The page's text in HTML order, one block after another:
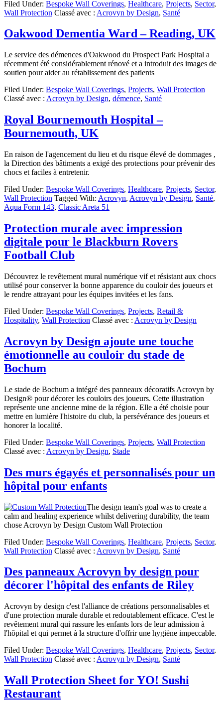
Filed Under: Bespoke Wall Coverings, Healthcare, Projects, Sector,
Wall Protection Classé avec : Acrovyn by Design, Santé
Oakwood Dementia Ward – Reading, UK
Le service des démences d'Oakwood du Prospect Park Hospital a
récemment été considérablement rénové et a introduit des images de
soutien pour aider au rétablissement des patients
Filed Under: Bespoke Wall Coverings, Projects, Wall Protection
Classé avec : Acrovyn by Design, démence, Santé
Royal Bournemouth Hospital –
Bournemouth, UK
En raison de l'agencement du lieu et du risque élevé de dommages ,
la Direction des bâtiments a exigé des protections pour prévenir des
chocs et faciles à entretenir.
Filed Under: Bespoke Wall Coverings, Healthcare, Projects, Sector,
Wall Protection Tagged With: Acrovyn, Acrovyn by Design, Santé,
Aqua Form 143, Classic Areta 51
Protection murale avec impression
digitale pour le Blackburn Rovers
Football Club
Découvrez le revêtement mural numérique vif et résistant aux chocs
utilisé pour conserver la bonne apparence du couloir des joueurs et
le rendre attrayant pour les équipes invitées et les fans.
Filed Under: Bespoke Wall Coverings, Projects, Retail &
Hospitality, Wall Protection Classé avec : Acrovyn by Design
Acrovyn by Design ajoute une touche
émotionnelle au couloir du stade de
Bochum
Le stade de Bochum a intégré des panneaux décoratifs Acrovyn by
Design® pour décorer les couloirs des joueurs. Cette illustration
représente une ancienne mine de la région. Elle a été choisie pour
mettre en lumière l'histoire du club, la persévérance des joueurs et
honorer la localité.
Filed Under: Bespoke Wall Coverings, Projects, Wall Protection
Classé avec : Acrovyn by Design, Stade
Des murs égayés et personnalisés pour un
hôpital pour enfants
The design team's goal was to create a
calm and healing experience whilst delivering durability, the team
chose Acrovyn by Design Custom Wall Protection
Filed Under: Bespoke Wall Coverings, Healthcare, Projects, Sector,
Wall Protection Classé avec : Acrovyn by Design, Santé
Des panneaux Acrovyn by design pour
décorer l'hôpital des enfants de Riley
Acrovyn by design c'est l'alliance de créations personnalisables et
d'une protection murale durable et redoutablement efficace. C'est le
revêtement mural qui rassure les enfants lors de leur admission à
l'hôpital et qui permet à la structure d'offrir une hygiène impeccable.
Filed Under: Bespoke Wall Coverings, Healthcare, Projects, Sector,
Wall Protection Classé avec : Acrovyn by Design, Santé
Wall Protection Sheet for YO! Sushi
Restaurant